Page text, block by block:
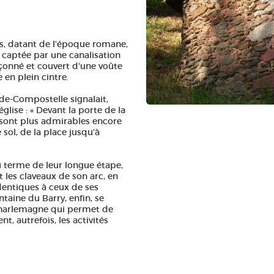
datant de l'époque romane,
par une canalisation
et couvert d'une voûte
en plein cintre.
Compostelle signalait,
: « Devant la porte de la
plus admirables encore
de la place jusqu'à
terme de leur longue étape,
les claveaux de son arc, en
à ceux de ses
du Barry, enfin, se
qui permet de
autrefois, les activités